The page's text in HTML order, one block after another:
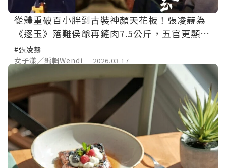
從體重破百小胖到古裝神顏天花板！張凌赫為
《逐玉》落難侯爺再鏟肉7.5公斤，五官更顯鋒
利、帥出新高度！
#張凌赫
女子漾／編輯Wendi
2026.03.17